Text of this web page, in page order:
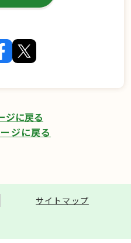
ジに戻る
ジに戻る
サイトマップ